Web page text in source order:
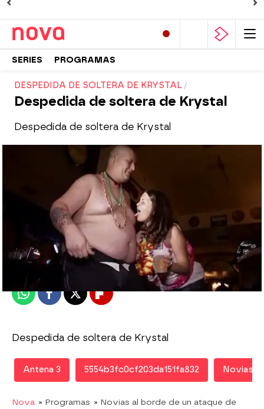
SERIES PROGRAMAS
DESPEDIDA DE SOLTERA DE KRYSTAL
Despedida de soltera de Krystal
Despedida de soltera de Krystal
Publicado: 15 de noviembre de 2013, 12:33
WhatsappFacebook
X Flipboard
Despedida de soltera de Krystal
Antena 3 5554b3fc0cf203da151fa832 Novias
Nova » Programas » Novias al borde de un ataque de